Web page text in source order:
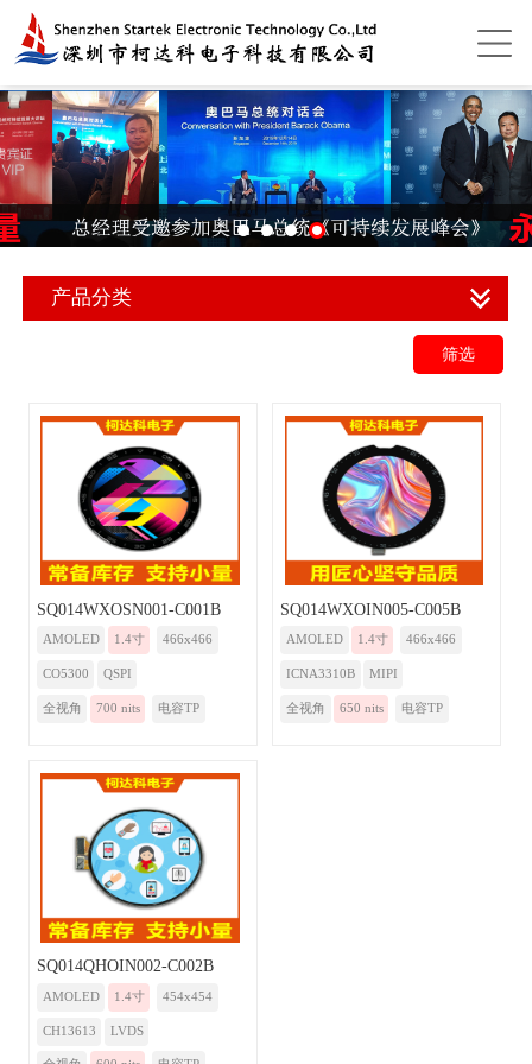
产品分类
筛选
SQ014WXOSN001-C001B
AMOLED 1.4寸 466x466
CO5300 QSPI
全视角 700 nits 电容TP
SQ014WXOIN005-C005B
AMOLED 1.4寸 466x466
ICNA3310B MIPI
全视角 650 nits 电容TP
SQ014QHOIN002-C002B
AMOLED 1.4寸 454x454
CH13613 LVDS